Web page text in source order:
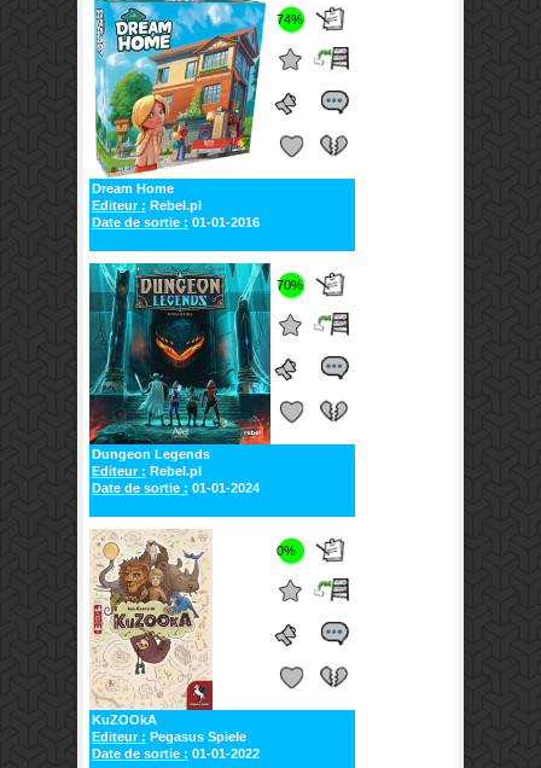
74%
Dream Home
Editeur : Rebel.pl
Date de sortie : 01-01-2016
70%
Dungeon Legends
Editeur : Rebel.pl
Date de sortie : 01-01-2024
0%
KuZOOkA
Editeur : Pegasus Spiele
Date de sortie : 01-01-2022